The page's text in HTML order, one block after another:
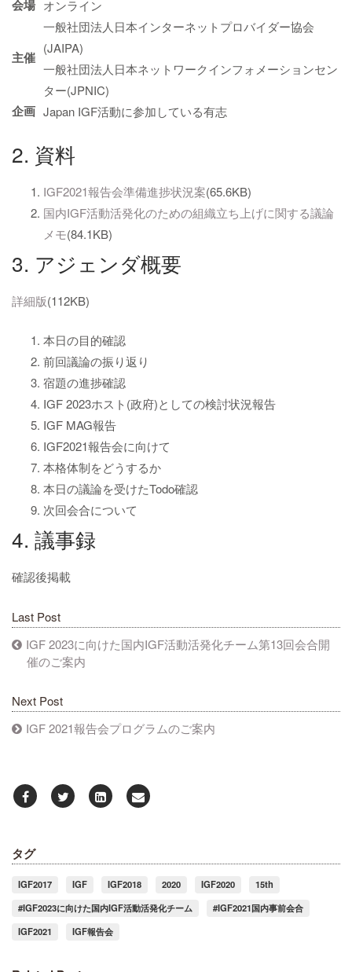
会場 オンライン
主催
一般社団法人日本インターネットプロバイダー協会
(JAIPA)
一般社団法人日本ネットワークインフォメーションセン
ター(JPNIC)
企画 Japan IGF活動に参加している有志
2. 資料
IGF2021報告会準備進捗状況案(65.6KB)
国内IGF活動活発化のための組織立ち上げに関する議論
メモ(84.1KB)
3. アジェンダ概要
詳細版(112KB)
本日の目的確認
前回議論の振り返り
宿題の進捗確認
IGF 2023ホスト(政府)としての検討状況報告
IGF MAG報告
IGF2021報告会に向けて
本格体制をどうするか
本日の議論を受けたTodo確認
次回会合について
4. 議事録
確認後掲載
Last Post
IGF 2023に向けた国内IGF活動活発化チーム第13回会合開
催のご案内
Next Post
IGF 2021報告会プログラムのご案内
タグ
IGF2017 IGF IGF2018 2020 IGF2020
15th
#IGF2023に向けた国内IGF活動活発化チーム
#IGF2021国内事前会合
IGF2021
IGF報告会